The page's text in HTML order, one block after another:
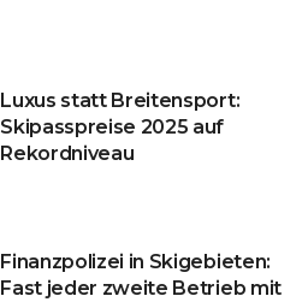
Luxus statt Breitensport:
Skipasspreise 2025 auf
Rekordniveau
Finanzpolizei in Skigebieten:
Fast jeder zweite Betrieb mit